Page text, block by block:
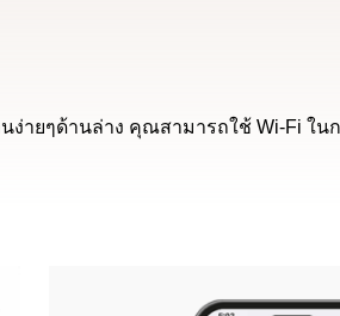
ายๆด้านล่าง คุณสามารถใช้ Wi-Fi ใ